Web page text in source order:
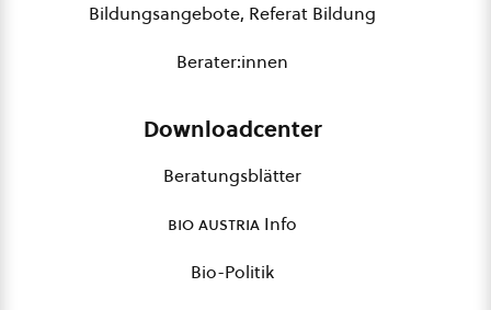
Bildungsangebote, Referat Bildung
Berater:innen
Downloadcenter
Beratungsblätter
bio austria Info
Bio-Politik